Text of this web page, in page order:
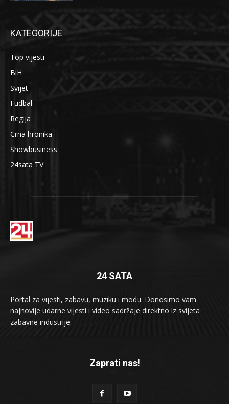
KATEGORIJE
Top vijesti
BiH
Svijet
Fudbal
Regija
Crna hronika
Showbusiness
24sata TV
24 SATA
Portal za vijesti, zabavu, muziku i modu. Donosimo vam
najnovije udarne vijesti i video sadržaje direktno iz svijeta
zabavne industrije.
Zaprati nas!